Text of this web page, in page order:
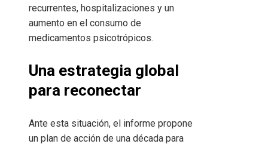
recurrentes, hospitalizaciones y un
aumento en el consumo de
medicamentos psicotrópicos.
Una estrategia global
para reconectar
Ante esta situación, el informe propone
un plan de acción de una década para